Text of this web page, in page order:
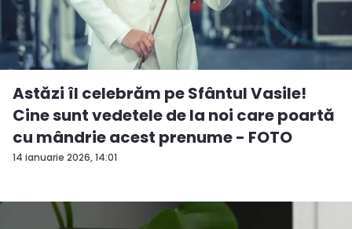
14 ianuarie 2026, 14:01
Astăzi îl celebrăm pe Sfântul Vasile!
Cine sunt vedetele de la noi care poartă
cu mândrie acest prenume - FOTO